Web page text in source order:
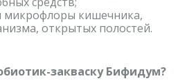
микрофлоры кишечника,
открытых полостей.
закваску Бифидум?